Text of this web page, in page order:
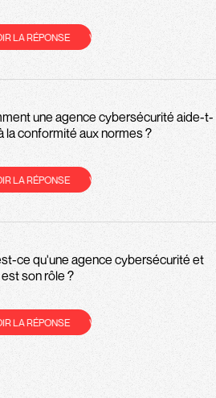
VOIR LA RÉPONSE VOIR LA
une agence cybersécurité aide-t-
la conformité aux normes ?
VOIR LA RÉPONSE VOIR LA
ce qu'une agence cybersécurité et
son rôle ?
VOIR LA RÉPONSE VOIR LA